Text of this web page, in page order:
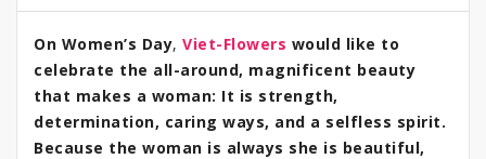
On Women’s Day, Viet-Flowers would like to
celebrate the all-around, magnificent beauty
that makes a woman: It is strength,
determination, caring ways, and a selfless spirit.
Because the woman is always she is beautiful,